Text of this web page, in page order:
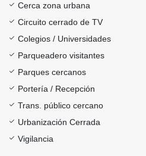
Cerca zona urbana
Circuito cerrado de TV
Colegios / Universidades
Parqueadero visitantes
Parques cercanos
Portería / Recepción
Trans. público cercano
Urbanización Cerrada
Vigilancia